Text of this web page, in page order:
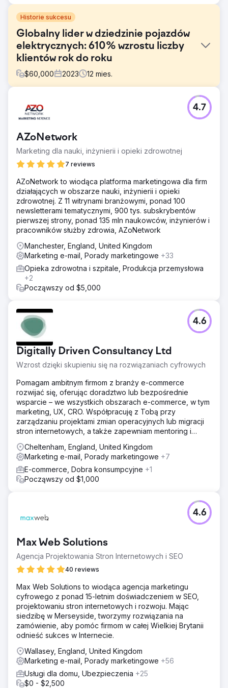
Historie sukcesu
Globalny lider w dziedzinie pojazdów
elektrycznych: 610% wzrostu liczby
klientów rok do roku
$60,000 2023 12 mies.
Raporty marketingowe Hubject były niespójne i
brakowało im szczegółów. Clear Click wprowadził
dogłębnych aktualizacji. Planowanie budżetu było
niejasne z powodu minimalnej dokumentacji, więc
przejrzysty system wydatków na media poprawił alokację.
Wysokie koszty tłumaczeń w Google Ads zostały
obniżone dzięki wykorzystaniu tłumaczenia
maszynowego i partnerów rynkowych, oszczędzając
budżet przy jednoczesnym zachowaniu skuteczności.
Rozwiązanie
Clear Click usprawniło raportowanie Hubject,
zmniejszając liczbę żądań ad hoc o 40% i poprawiając
wydajność. Planowanie budżetu zostało
zoptymalizowane przy użyciu modeli danych, co
pozwoliło na zabezpieczenie dodatkowych 40 tys.
funtów na kanały cyfrowe. Koszty tłumaczeń Google Ads
zostały obniżone o 25 tys. funtów poprzez skupienie się
na rynkach o dużej objętości, realokację oszczędności na
spowodowała wzrost pozyskiwania klientów o 610% rok
do roku poprzez udoskonalenie kierowania
geograficznego i ciągłą optymalizację.
Wyniki
Wzrost liczby nowych klientów o 610% w ujęciu rok do
roku. Oszczędności w wysokości 40 000 funtów dzięki
wysokości 25 000 funtów dzięki najbardziej efektywnym
kosztowo usługom tłumaczeniowym.
Przejdź do strony agencji
AZoNetwork
Marketing dla nauki, inżynierii i opieki zdrowotnej
7 reviews
4.7
AZoNetwork to wiodąca platforma marketingowa dla firm
działających w obszarze nauki, inżynierii i opieki
zdrowotnej. Z 11 witrynami branżowymi, ponad 100
newsletterami tematycznymi, 900 tys. subskrybentów
pierwszej strony, ponad 135 mln naukowców, inżynierów i
pracowników służby zdrowia, AZoNetwork
Manchester, England, United Kingdom
Marketing e-mail, Porady marketingowe +33
Opieka zdrowotna i szpitale, Produkcja przemysłowa
+2
Począwszy od $5,000
Digitally Driven Consultancy Ltd
Wzrost dzięki skupieniu się na rozwiązaniach cyfrowych
4.6
Pomagam ambitnym firmom z branży e-commerce
rozwijać się, oferując doradztwo lub bezpośrednie
wsparcie – we wszystkich obszarach e-commerce, w tym
marketing, UX, CRO. Współpracuję z Tobą przy
zarządzaniu projektami zmian operacyjnych lub migracji
stron internetowych, a także zapewniam mentoring i
Cheltenham, England, United Kingdom
Marketing e-mail, Porady marketingowe +7
E-commerce, Dobra konsumpcyjne +1
Począwszy od $1,000
Max Web Solutions
Agencja Projektowania Stron Internetowych i SEO
40 reviews
4.6
Max Web Solutions to wiodąca agencja marketingu
cyfrowego z ponad 15-letnim doświadczeniem w SEO,
projektowaniu stron internetowych i rozwoju. Mając
siedzibę w Merseyside, tworzymy rozwiązania na
zamówienie, aby pomóc firmom w całej Wielkiej Brytanii
odnieść sukces w Internecie.
Wallasey, England, United Kingdom
Marketing e-mail, Porady marketingowe +56
Usługi dla domu, Ubezpieczenia +25
$0 - $2,500